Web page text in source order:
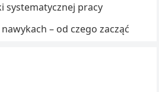
systematycznej pracy
– od czego zacząć